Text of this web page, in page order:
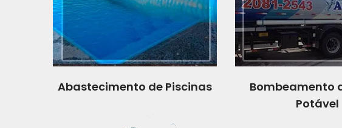
Abastecimento de Piscinas
Bombeamento
Potável